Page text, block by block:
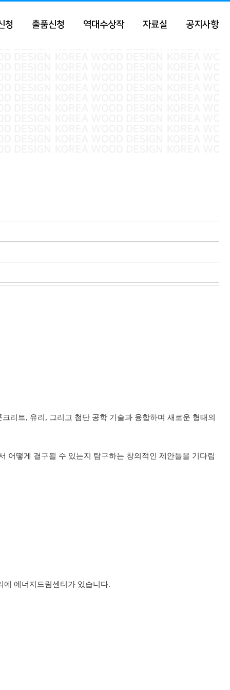
청 출품신청 역대수상작 자료실 공지사항
리트, 유리, 그리고 첨단 공학 기술과 융합하며 새로운 형태의
어떻게 결구될 수 있는지 탐구하는 창의적인 제안들을 기다립
에 에너지드림센터가 있습니다.